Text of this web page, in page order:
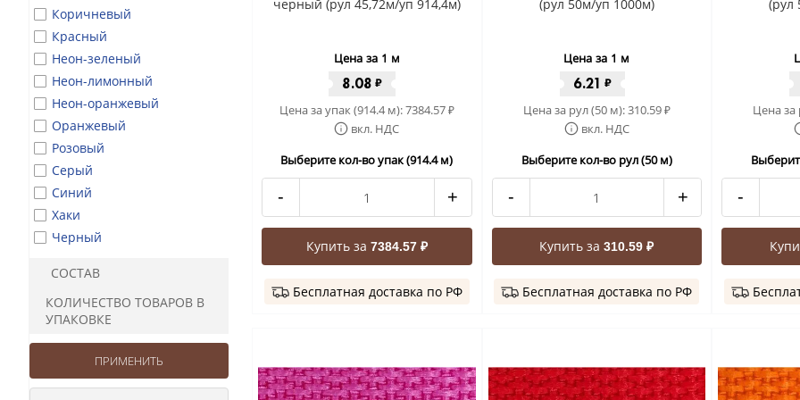
Коричневый
Красный
Неон-зеленый
Неон-лимонный
Неон-оранжевый
Оранжевый
Розовый
Серый
Синий
Хаки
Черный
СОСТАВ
КОЛИЧЕСТВО ТОВАРОВ В
УПАКОВКЕ
черный (рул 45,72м/уп 914,4м)
Цена за 1 м
8.08 ₽
Цена за упак (914.4 м):7384.57₽
вкл. НДС
Выберите кол-во упак (914.4 м)
- +
Купить за 7384.57 ₽
Бесплатная доставка по РФ
(рул 50м/уп 1000м)
Цена за 1 м
6.21 ₽
Цена за рул (50 м):310.59₽
вкл. НДС
Выберите кол-во рул (50 м)
- +
Купить за310.59 ₽
Бесплатная доставка по РФ
(рул
Цена за
-